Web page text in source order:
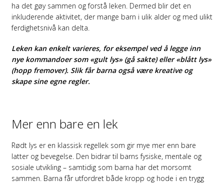
ha det gøy sammen og forstå leken. Dermed blir det en
inkluderende aktivitet, der mange barn i ulik alder og med ulikt
ferdighetsnivå kan delta.
Leken kan enkelt varieres, for eksempel ved å legge inn
nye kommandoer som «gult lys» (gå sakte) eller «blått lys»
(hopp fremover). Slik får barna også være kreative og
skape sine egne regler.
Mer enn bare en lek
Rødt lys er en klassisk regellek som gir mye mer enn bare
latter og bevegelse. Den bidrar til barns fysiske, mentale og
sosiale utvikling – samtidig som barna har det morsomt
sammen. Barna får utfordret både kropp og hode i en trygg